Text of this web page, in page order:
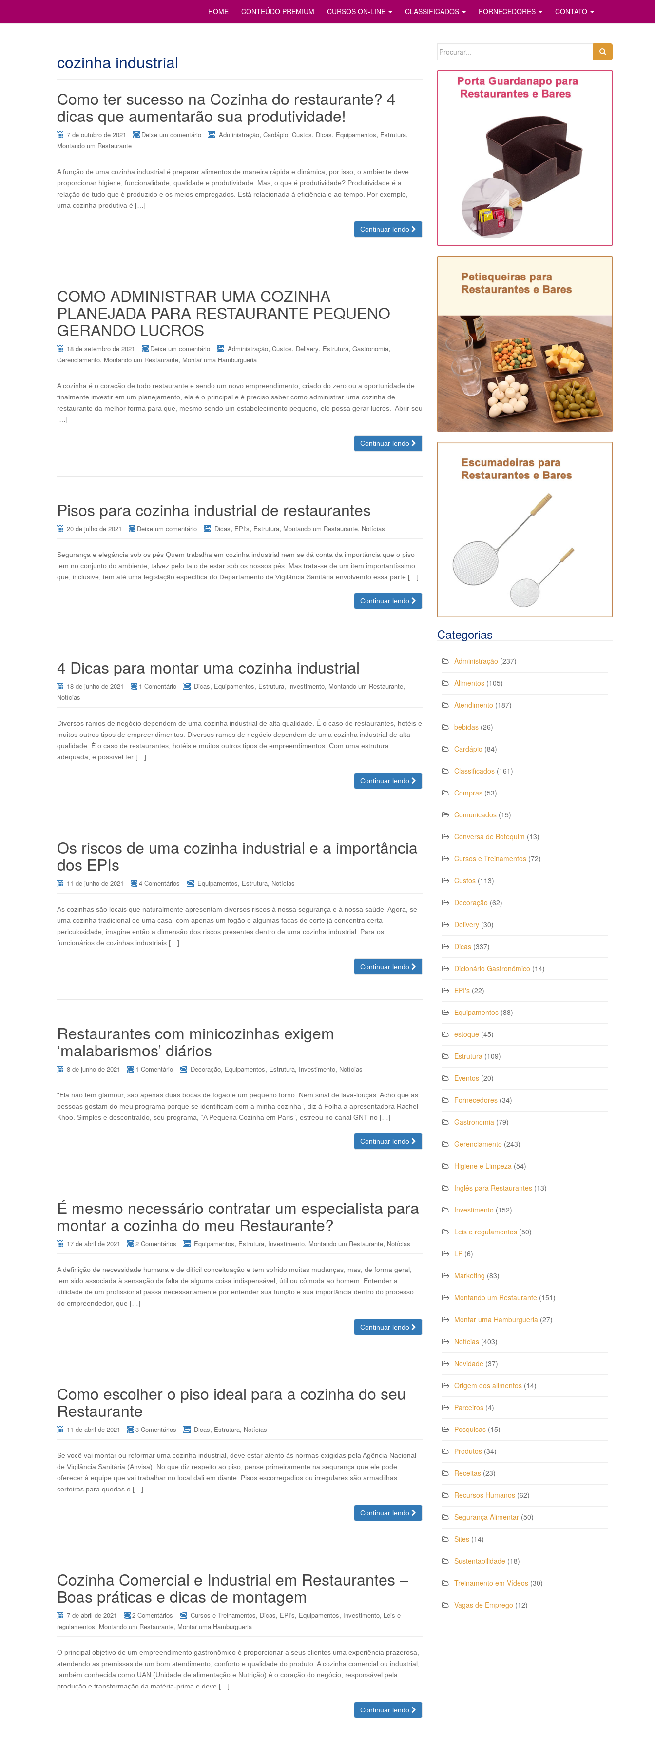
GESTÃO DE RESTAURANTES
HOME CONTEÚDO PREMIUM CURSOS ON-LINE CLASSIFICADOS FORNECEDORES CONTATO
cozinha industrial
Como ter sucesso na Cozinha do restaurante? 4
dicas que aumentarão sua produtividade!
7 de outubro de 2021 Deixe um comentário Administração, Cardápio, Custos, Dicas, Equipamentos, Estrutura,
Montando um Restaurante
A função de uma cozinha industrial é preparar alimentos de maneira rápida e dinâmica, por isso, o ambiente deve
proporcionar higiene, funcionalidade, qualidade e produtividade. Mas, o que é produtividade? Produtividade é a
relação de tudo que é produzido e os meios empregados. Está relacionada à eficiência e ao tempo. Por exemplo,
uma cozinha produtiva é […]
Continuar lendo
COMO ADMINISTRAR UMA COZINHA
PLANEJADA PARA RESTAURANTE PEQUENO
GERANDO LUCROS
18 de setembro de 2021 Deixe um comentário Administração, Custos, Delivery, Estrutura, Gastronomia,
Gerenciamento, Montando um Restaurante, Montar uma Hamburgueria
A cozinha é o coração de todo restaurante e sendo um novo empreendimento, criado do zero ou a oportunidade de
finalmente investir em um planejamento, ela é o principal e é preciso saber como administrar uma cozinha de
restaurante da melhor forma para que, mesmo sendo um estabelecimento pequeno, ele possa gerar lucros. Abrir seu
[…]
Continuar lendo
Pisos para cozinha industrial de restaurantes
20 de julho de 2021 Deixe um comentário Dicas, EPI's, Estrutura, Montando um Restaurante, Notícias
Segurança e elegância sob os pés Quem trabalha em cozinha industrial nem se dá conta da importância que o piso
tem no conjunto do ambiente, talvez pelo tato de estar sob os nossos pés. Mas trata-se de um item importantíssimo
que, inclusive, tem até uma legislação específica do Departamento de Vigilância Sanitária envolvendo essa parte […]
Continuar lendo
4 Dicas para montar uma cozinha industrial
18 de junho de 2021 1 Comentário Dicas, Equipamentos, Estrutura, Investimento, Montando um Restaurante,
Notícias
Diversos ramos de negócio dependem de uma cozinha industrial de alta qualidade. É o caso de restaurantes, hotéis e
muitos outros tipos de empreendimentos. Diversos ramos de negócio dependem de uma cozinha industrial de alta
qualidade. É o caso de restaurantes, hotéis e muitos outros tipos de empreendimentos. Com uma estrutura
adequada, é possível ter […]
Continuar lendo
Os riscos de uma cozinha industrial e a importância
dos EPIs
11 de junho de 2021 4 Comentários Equipamentos, Estrutura, Notícias
As cozinhas são locais que naturalmente apresentam diversos riscos à nossa segurança e à nossa saúde. Agora, se
uma cozinha tradicional de uma casa, com apenas um fogão e algumas facas de corte já concentra certa
periculosidade, imagine então a dimensão dos riscos presentes dentro de uma cozinha industrial. Para os
funcionários de cozinhas industriais […]
Continuar lendo
Restaurantes com minicozinhas exigem
‘malabarismos’ diários
8 de junho de 2021 1 Comentário Decoração, Equipamentos, Estrutura, Investimento, Notícias
“Ela não tem glamour, são apenas duas bocas de fogão e um pequeno forno. Nem sinal de lava-louças. Acho que as
pessoas gostam do meu programa porque se identificam com a minha cozinha”, diz à Folha a apresentadora Rachel
Khoo. Simples e descontraído, seu programa, “A Pequena Cozinha em Paris”, estreou no canal GNT no […]
Continuar lendo
É mesmo necessário contratar um especialista para
montar a cozinha do meu Restaurante?
17 de abril de 2021 2 Comentários Equipamentos, Estrutura, Investimento, Montando um Restaurante, Notícias
A definição de necessidade humana é de difícil conceituação e tem sofrido muitas mudanças, mas, de forma geral,
tem sido associada à sensação da falta de alguma coisa indispensável, útil ou cômoda ao homem. Entender a
utilidade de um profissional passa necessariamente por entender sua função e sua importância dentro do processo
do empreendedor, que […]
Continuar lendo
Como escolher o piso ideal para a cozinha do seu
Restaurante
11 de abril de 2021 3 Comentários Dicas, Estrutura, Notícias
Se você vai montar ou reformar uma cozinha industrial, deve estar atento às normas exigidas pela Agência Nacional
de Vigilância Sanitária (Anvisa). No que diz respeito ao piso, pense primeiramente na segurança que ele pode
oferecer à equipe que vai trabalhar no local dali em diante. Pisos escorregadios ou irregulares são armadilhas
certeiras para quedas e […]
Continuar lendo
Cozinha Comercial e Industrial em Restaurantes –
Boas práticas e dicas de montagem
7 de abril de 2021 2 Comentários Cursos e Treinamentos, Dicas, EPI's, Equipamentos, Investimento, Leis e
regulamentos, Montando um Restaurante, Montar uma Hamburgueria
O principal objetivo de um empreendimento gastronômico é proporcionar a seus clientes uma experiência prazerosa,
atendendo as premissas de um bom atendimento, conforto e qualidade do produto. A cozinha comercial ou industrial,
também conhecida como UAN (Unidade de alimentação e Nutrição) é o coração do negócio, responsável pela
produção e transformação da matéria-prima e deve […]
Continuar lendo
Search
Categorias
Administração (237)
Alimentos (105)
Atendimento (187)
bebidas (26)
Cardápio (84)
Classificados (161)
Compras (53)
Comunicados (15)
Conversa de Botequim (13)
Cursos e Treinamentos (72)
Custos (113)
Decoração (62)
Delivery (30)
Dicas (337)
Dicionário Gastronômico (14)
EPI's (22)
Equipamentos (88)
estoque (45)
Estrutura (109)
Eventos (20)
Fornecedores (34)
Gastronomia (79)
Gerenciamento (243)
Higiene e Limpeza (54)
Inglês para Restaurantes (13)
Investimento (152)
Leis e regulamentos (50)
LP (6)
Marketing (83)
Montando um Restaurante (151)
Montar uma Hamburgueria (27)
Notícias (403)
Novidade (37)
Origem dos alimentos (14)
Parceiros (4)
Pesquisas (15)
Produtos (34)
Receitas (23)
Recursos Humanos (62)
Segurança Alimentar (50)
Sites (14)
Sustentabilidade (18)
Treinamento em Vídeos (30)
Vagas de Emprego (12)